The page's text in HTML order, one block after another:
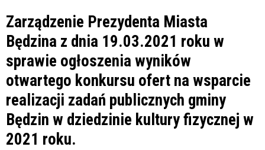
Zarządzenie Prezydenta Miasta
Będzina z dnia 19.03.2021 roku w
sprawie ogłoszenia wyników
otwartego konkursu ofert na wsparcie
realizacji zadań publicznych gminy
Będzin w dziedzinie kultury fizycznej w
2021 roku.